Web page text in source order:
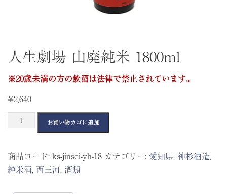
人生劇場 山廃純米 1800ml
※20歳未満の方の飲酒は法律で禁止されています。
¥2,640
場
山
お買い物カゴに追加
商品コード: ks-jinsei-yh-18 カテゴリー: 愛知県, 神杉酒造,
純米酒, 西三河, 酒類